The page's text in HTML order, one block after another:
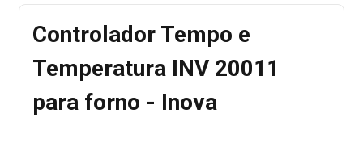
Controlador Tempo e
Temperatura INV 20011
para forno - Inova